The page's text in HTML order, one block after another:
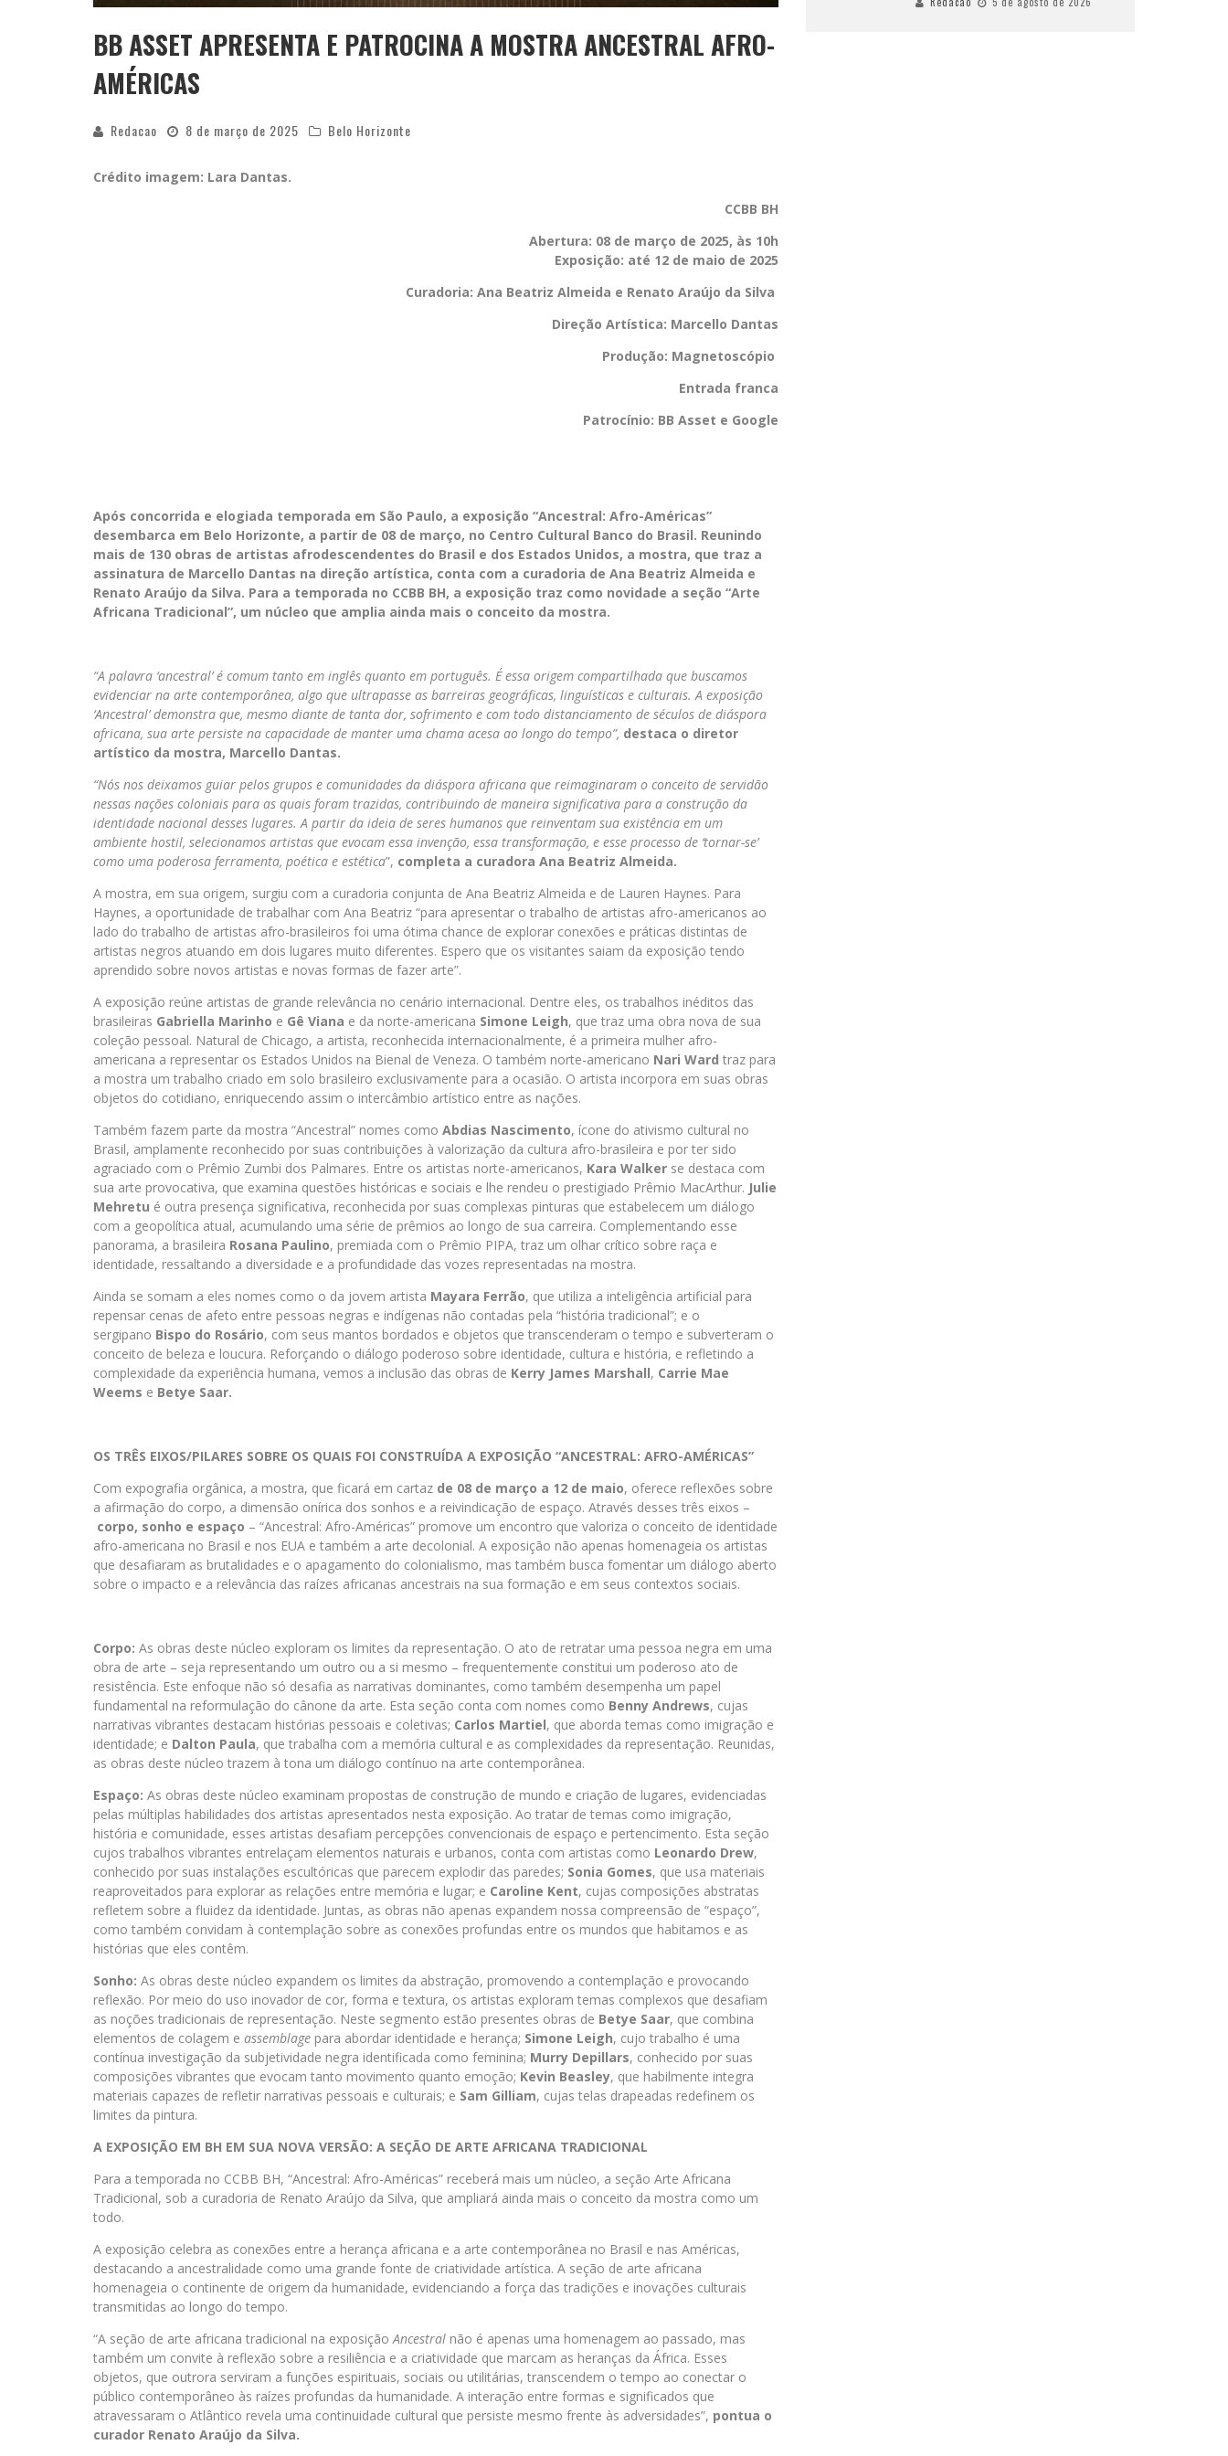
BB ASSET APRESENTA E PATROCINA A MOSTRA ANCESTRAL AFRO-
AMÉRICAS
Redacao 8 de março de 2025 Belo Horizonte
Crédito imagem: Lara Dantas.
CCBB BH
Abertura: 08 de março de 2025, às 10h
Exposição: até 12 de maio de 2025
Curadoria: Ana Beatriz Almeida e Renato Araújo da Silva
Direção Artística: Marcello Dantas
Produção: Magnetoscópio
Entrada franca
Patrocínio: BB Asset e Google
Após concorrida e elogiada temporada em São Paulo, a exposição “Ancestral: Afro-Américas”
desembarca em Belo Horizonte, a partir de 08 de março, no Centro Cultural Banco do Brasil. Reunindo
mais de 130 obras de artistas afrodescendentes do Brasil e dos Estados Unidos, a mostra, que traz a
assinatura de Marcello Dantas na direção artística, conta com a curadoria de Ana Beatriz Almeida e
Renato Araújo da Silva. Para a temporada no CCBB BH, a exposição traz como novidade a seção “Arte
Africana Tradicional”, um núcleo que amplia ainda mais o conceito da mostra.
“A palavra ‘ancestral’ é comum tanto em inglês quanto em português. É essa origem compartilhada que buscamos
evidenciar na arte contemporânea, algo que ultrapasse as barreiras geográficas, linguísticas e culturais. A exposição
‘Ancestral’ demonstra que, mesmo diante de tanta dor, sofrimento e com todo distanciamento de séculos de diáspora
africana, sua arte persiste na capacidade de manter uma chama acesa ao longo do tempo”, destaca o diretor
artístico da mostra, Marcello Dantas.
“Nós nos deixamos guiar pelos grupos e comunidades da diáspora africana que reimaginaram o conceito de servidão
nessas nações coloniais para as quais foram trazidas, contribuindo de maneira significativa para a construção da
identidade nacional desses lugares. A partir da ideia de seres humanos que reinventam sua existência em um
ambiente hostil, selecionamos artistas que evocam essa invenção, essa transformação, e esse processo de ‘tornar-se’
como uma poderosa ferramenta, poética e estética”, completa a curadora Ana Beatriz Almeida.
A mostra, em sua origem, surgiu com a curadoria conjunta de Ana Beatriz Almeida e de Lauren Haynes. Para
Haynes, a oportunidade de trabalhar com Ana Beatriz “para apresentar o trabalho de artistas afro-americanos ao
lado do trabalho de artistas afro-brasileiros foi uma ótima chance de explorar conexões e práticas distintas de
artistas negros atuando em dois lugares muito diferentes. Espero que os visitantes saiam da exposição tendo
aprendido sobre novos artistas e novas formas de fazer arte”.
A exposição reúne artistas de grande relevância no cenário internacional. Dentre eles, os trabalhos inéditos das
brasileiras Gabriella Marinho e Gê Viana e da norte-americana Simone Leigh, que traz uma obra nova de sua
coleção pessoal. Natural de Chicago, a artista, reconhecida internacionalmente, é a primeira mulher afro-
americana a representar os Estados Unidos na Bienal de Veneza. O também norte-americano Nari Ward traz para
a mostra um trabalho criado em solo brasileiro exclusivamente para a ocasião. O artista incorpora em suas obras
objetos do cotidiano, enriquecendo assim o intercâmbio artístico entre as nações.
Também fazem parte da mostra “Ancestral” nomes como Abdias Nascimento, ícone do ativismo cultural no
Brasil, amplamente reconhecido por suas contribuições à valorização da cultura afro-brasileira e por ter sido
agraciado com o Prêmio Zumbi dos Palmares. Entre os artistas norte-americanos, Kara Walker se destaca com
sua arte provocativa, que examina questões históricas e sociais e lhe rendeu o prestigiado Prêmio MacArthur. Julie
Mehretu é outra presença significativa, reconhecida por suas complexas pinturas que estabelecem um diálogo
com a geopolítica atual, acumulando uma série de prêmios ao longo de sua carreira. Complementando esse
panorama, a brasileira Rosana Paulino, premiada com o Prêmio PIPA, traz um olhar crítico sobre raça e
identidade, ressaltando a diversidade e a profundidade das vozes representadas na mostra.
Ainda se somam a eles nomes como o da jovem artista Mayara Ferrão, que utiliza a inteligência artificial para
repensar cenas de afeto entre pessoas negras e indígenas não contadas pela “história tradicional”; e o
sergipano Bispo do Rosário, com seus mantos bordados e objetos que transcenderam o tempo e subverteram o
conceito de beleza e loucura. Reforçando o diálogo poderoso sobre identidade, cultura e história, e refletindo a
complexidade da experiência humana, vemos a inclusão das obras de Kerry James Marshall, Carrie Mae
Weems e Betye Saar.
OS TRÊS EIXOS/PILARES SOBRE OS QUAIS FOI CONSTRUÍDA A EXPOSIÇÃO “ANCESTRAL: AFRO-AMÉRICAS”
Com expografia orgânica, a mostra, que ficará em cartaz de 08 de março a 12 de maio, oferece reflexões sobre
a afirmação do corpo, a dimensão onírica dos sonhos e a reivindicação de espaço. Através desses três eixos –
corpo, sonho e espaço – “Ancestral: Afro-Américas” promove um encontro que valoriza o conceito de identidade
afro-americana no Brasil e nos EUA e também a arte decolonial. A exposição não apenas homenageia os artistas
que desafiaram as brutalidades e o apagamento do colonialismo, mas também busca fomentar um diálogo aberto
sobre o impacto e a relevância das raízes africanas ancestrais na sua formação e em seus contextos sociais.
Corpo: As obras deste núcleo exploram os limites da representação. O ato de retratar uma pessoa negra em uma
obra de arte – seja representando um outro ou a si mesmo – frequentemente constitui um poderoso ato de
resistência. Este enfoque não só desafia as narrativas dominantes, como também desempenha um papel
fundamental na reformulação do cânone da arte. Esta seção conta com nomes como Benny Andrews, cujas
narrativas vibrantes destacam histórias pessoais e coletivas; Carlos Martiel, que aborda temas como imigração e
identidade; e Dalton Paula, que trabalha com a memória cultural e as complexidades da representação. Reunidas,
as obras deste núcleo trazem à tona um diálogo contínuo na arte contemporânea.
Espaço: As obras deste núcleo examinam propostas de construção de mundo e criação de lugares, evidenciadas
pelas múltiplas habilidades dos artistas apresentados nesta exposição. Ao tratar de temas como imigração,
história e comunidade, esses artistas desafiam percepções convencionais de espaço e pertencimento. Esta seção
cujos trabalhos vibrantes entrelaçam elementos naturais e urbanos, conta com artistas como Leonardo Drew,
conhecido por suas instalações escultóricas que parecem explodir das paredes; Sonia Gomes, que usa materiais
reaproveitados para explorar as relações entre memória e lugar; e Caroline Kent, cujas composições abstratas
refletem sobre a fluidez da identidade. Juntas, as obras não apenas expandem nossa compreensão de “espaço”,
como também convidam à contemplação sobre as conexões profundas entre os mundos que habitamos e as
histórias que eles contêm.
Sonho: As obras deste núcleo expandem os limites da abstração, promovendo a contemplação e provocando
reflexão. Por meio do uso inovador de cor, forma e textura, os artistas exploram temas complexos que desafiam
as noções tradicionais de representação. Neste segmento estão presentes obras de Betye Saar, que combina
elementos de colagem e assemblage para abordar identidade e herança; Simone Leigh, cujo trabalho é uma
contínua investigação da subjetividade negra identificada como feminina; Murry Depillars, conhecido por suas
composições vibrantes que evocam tanto movimento quanto emoção; Kevin Beasley, que habilmente integra
materiais capazes de refletir narrativas pessoais e culturais; e Sam Gilliam, cujas telas drapeadas redefinem os
limites da pintura.
A EXPOSIÇÃO EM BH EM SUA NOVA VERSÃO: A SEÇÃO DE ARTE AFRICANA TRADICIONAL
Para a temporada no CCBB BH, “Ancestral: Afro-Américas” receberá mais um núcleo, a seção Arte Africana
Tradicional, sob a curadoria de Renato Araújo da Silva, que ampliará ainda mais o conceito da mostra como um
todo.
A exposição celebra as conexões entre a herança africana e a arte contemporânea no Brasil e nas Américas,
destacando a ancestralidade como uma grande fonte de criatividade artística. A seção de arte africana
homenageia o continente de origem da humanidade, evidenciando a força das tradições e inovações culturais
transmitidas ao longo do tempo.
“A seção de arte africana tradicional na exposiçãoAncestral não é apenas uma homenagem ao passado, mas
também um convite à reflexão sobre a resiliência e a criatividade que marcam as heranças da África. Esses
objetos, que outrora serviram a funções espirituais, sociais ou utilitárias, transcendem o tempo ao conectar o
público contemporâneo às raízes profundas da humanidade. A interação entre formas e significados que
atravessaram o Atlântico revela uma continuidade cultural que persiste mesmo frente às adversidades”, pontua o
curador Renato Araújo da Silva.